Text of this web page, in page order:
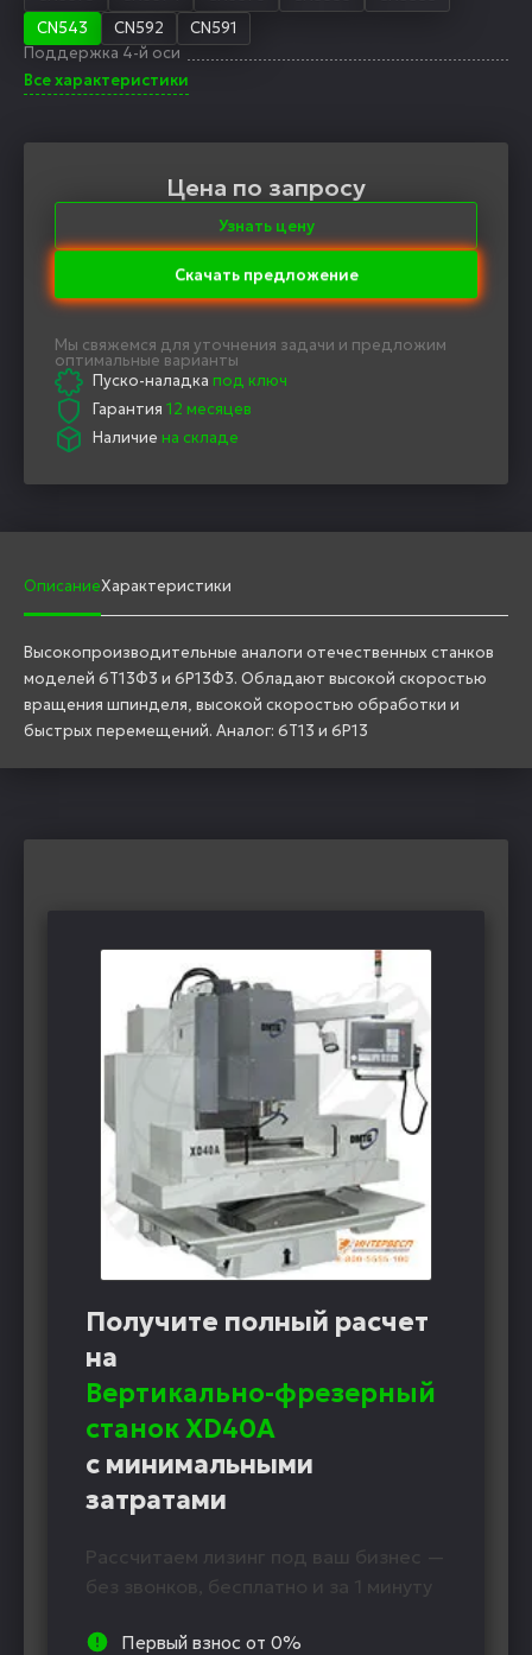
CN543
CN592
CN591
Поддержка 4-й оси
Все характеристики
Цена по запросу
Узнать цену
Скачать предложение
Мы свяжемся для уточнения задачи и предложим
оптимальные варианты
Пуско-наладка под ключ
Гарантия 12 месяцев
Наличие на складе
ОписаниеХарактеристики
Высокопроизводительные аналоги отечественных станков
моделей 6Т13Ф3 и 6Р13Ф3. Обладают высокой скоростью
вращения шпинделя, высокой скоростью обработки и
быстрых перемещений. Аналог: 6Т13 и 6Р13
Получите полный расчет
на
Вертикально-фрезерный
станок XD40A
с минимальными
затратами
Рассчитаем лизинг под ваш бизнес —
без звонков, бесплатно и за 1 минуту
Первый взнос от 0%